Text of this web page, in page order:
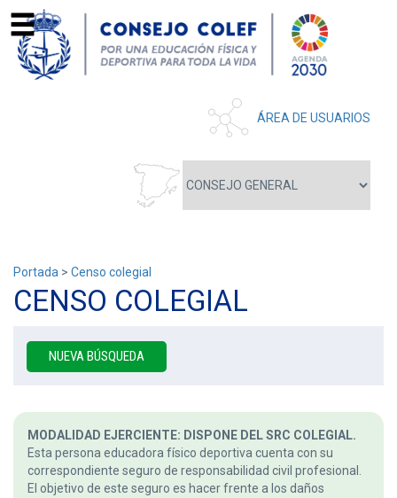
ÁREA DE USUARIOS
Portada > Censo colegial
CENSO COLEGIAL
NUEVA BÚSQUEDA
MODALIDAD EJERCIENTE: DISPONE DEL SRC COLEGIAL.
Esta persona educadora físico deportiva cuenta con su
correspondiente seguro de responsabilidad civil profesional.
El objetivo de este seguro es hacer frente a los daños